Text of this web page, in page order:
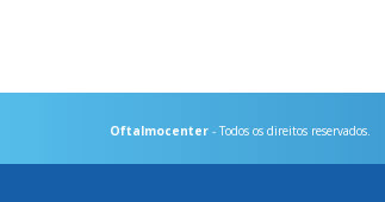
Oftalmocenter - Todos os direitos reservados.